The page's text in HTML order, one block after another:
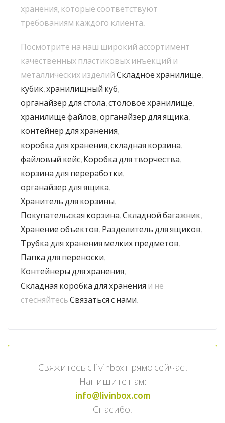
хранения, которые соответствуют
требованиям каждого клиента.
Посмотрите на наш широкий ассортимент
качественных пластиковых инъекций и
металлических изделий Складное хранилище,
кубик,хранилищный куб,
органайзер для стола,столовое хранилище,
хранилище файлов,органайзер для ящика,
контейнер для хранения,
коробка для хранения,складная корзина,
файловый кейс, Коробка для творчества,
корзина для переработки,
органайзер для ящика,
Хранитель для корзины,
Покупательская корзина,Складной багажник,
Хранение объектов, Разделитель для ящиков,
Трубка для хранения мелких предметов,
Папка для переноски,
Контейнеры для хранения,
Складная коробка для хранения и не
стесняйтесь Связаться с нами.
Свяжитесь с livinbox прямо сейчас!
Напишите нам:
info@livinbox.com
Спасибо.